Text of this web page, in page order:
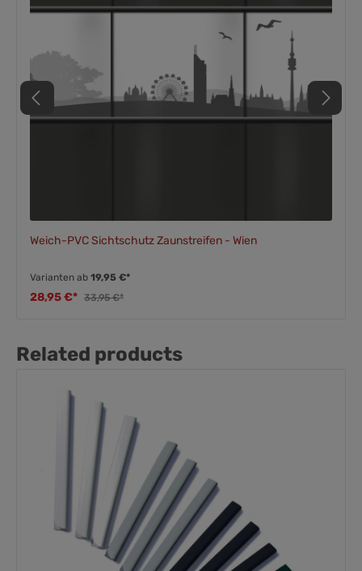
Weich-PVC Sichtschutz Zaunstreifen - Wien
Varianten ab 19,95 €*
28,95 €* 33,95 €*
Related products